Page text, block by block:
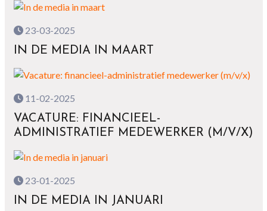
23-03-2025
IN DE MEDIA IN MAART
11-02-2025
VACATURE: FINANCIEEL-
ADMINISTRATIEF MEDEWERKER (M/V/X)
23-01-2025
IN DE MEDIA IN JANUARI